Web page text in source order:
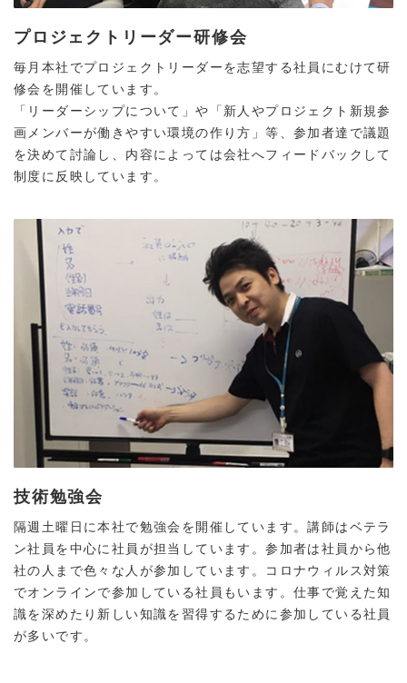
プロジェクトリーダー研修会
毎月本社でプロジェクトリーダーを志望する社員にむけて研
修会を開催しています。
「リーダーシップについて」や「新人やプロジェクト新規参
画メンバーが働きやすい環境の作り方」等、参加者達で議題
を決めて討論し、内容によっては会社へフィードバックして
制度に反映しています。
技術勉強会
隔週土曜日に本社で勉強会を開催しています。講師はベテラ
ン社員を中心に社員が担当しています。参加者は社員から他
社の人まで色々な人が参加しています。コロナウィルス対策
でオンラインで参加している社員もいます。仕事で覚えた知
識を深めたり新しい知識を習得するために参加している社員
が多いです。